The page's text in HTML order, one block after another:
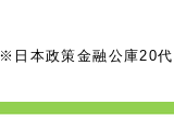
※日本政策金融公庫20